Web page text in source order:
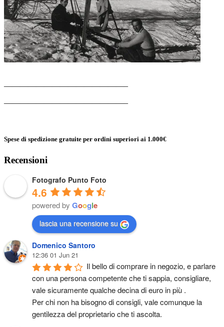
———————————————–
———————————————–
Spese di spedizione gratuite per ordini superiori ai 1.000€
Recensioni
Fotografo Punto Foto
4.6
powered by Google
lascia una recensione su
Domenico Santoro
12:36 01 Jun 21
Il bello di comprare in negozio, e parlare
con una persona competente che ti sappia, consigliare,
vale sicuramente qualche decina di euro in più .
Per chi non ha bisogno di consigli, vale comunque la
gentilezza del proprietario che ti ascolta.